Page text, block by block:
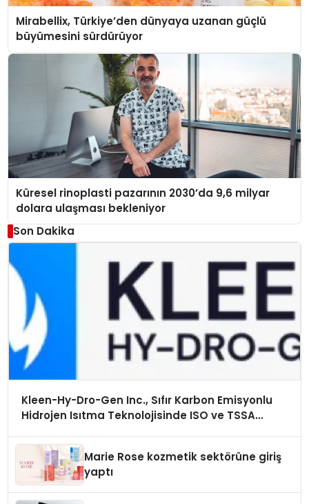
Mirabellix, Türkiye’den dünyaya uzanan güçlü
büyümesini sürdürüyor
Küresel rinoplasti pazarının 2030’da 9,6 milyar
dolara ulaşması bekleniyor
Son Dakika
Kleen-Hy-Dro-Gen Inc., Sıfır Karbon Emisyonlu
Hidrojen Isıtma Teknolojisinde ISO ve TSSA
Marie Rose kozmetik sektörüne giriş
yaptı